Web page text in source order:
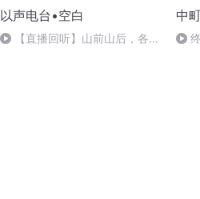
以声电台•空白
【直播回听】山前山后，各有
中